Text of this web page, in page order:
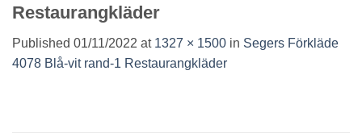
Restaurangkläder
Published 01/11/2022 at 1327 × 1500 in Segers Förkläde
4078 Blå-vit rand-1 Restaurangkläder